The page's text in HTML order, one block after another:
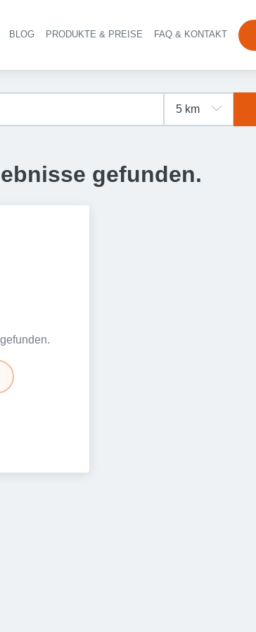
Haupt-Navigation
BLOG PRODUKTE & PREISE FAQ & KONTAKT
gefunden.